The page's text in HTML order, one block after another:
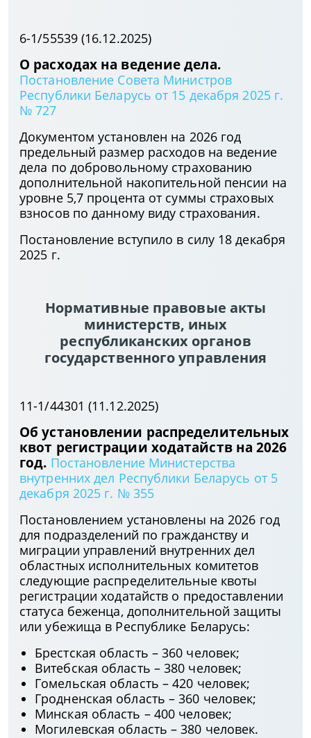
6-1/55539 (16.12.2025)
О расходах на ведение дела.
Постановление Совета Министров
Республики Беларусь от 15 декабря 2025 г.
№ 727
Документом установлен на 2026 год
предельный размер расходов на ведение
дела по добровольному страхованию
дополнительной накопительной пенсии на
уровне 5,7 процента от суммы страховых
взносов по данному виду страхования.
Постановление вступило в силу 18 декабря
2025 г.
Нормативные правовые акты
министерств, иных
республиканских органов
государственного управления
11-1/44301 (11.12.2025)
Об установлении распределительных
квот регистрации ходатайств на 2026
год. Постановление Министерства
внутренних дел Республики Беларусь от 5
декабря 2025 г. № 355
Постановлением установлены на 2026 год
для подразделений по гражданству и
миграции управлений внутренних дел
областных исполнительных комитетов
следующие распределительные квоты
регистрации ходатайств о предоставлении
статуса беженца, дополнительной защиты
или убежища в Республике Беларусь:
Брестская область – 360 человек;
Витебская область – 380 человек;
Гомельская область – 420 человек;
Гродненская область – 360 человек;
Минская область – 400 человек;
Могилевская область – 380 человек.